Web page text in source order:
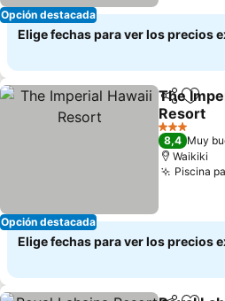
Opción destacada
Elige fechas para ver los precios
Opción destacada
Compartir
The
Resort
3 Estrellas
8,4 Muy
Waikiki
Piscina
Elige fechas para ver los precios